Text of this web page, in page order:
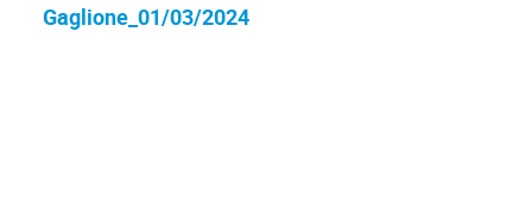
Gaglione_01/03/2024